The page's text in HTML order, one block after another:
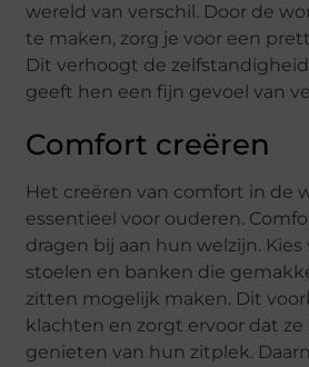
wereld van verschil. Door de
te maken, zorg je voor een
Dit verhoogt de
geeft hen een fijn gevoel van
Comfort creëren
Het creëren van comfort in de
essentieel voor ouderen.
dragen bij aan hun welzijn.
stoelen en banken die
zitten mogelijk maken. Dit
klachten en zorgt ervoor dat
genieten van hun zitplek.